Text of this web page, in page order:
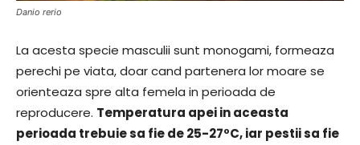
Danio rerio
La acesta specie masculii sunt monogami, formeaza
perechi pe viata, doar cand partenera lor moare se
orienteaza spre alta femela in perioada de
reproducere. Temperatura apei in aceasta
perioada trebuie sa fie de 25-27ºC, iar pestii sa fie